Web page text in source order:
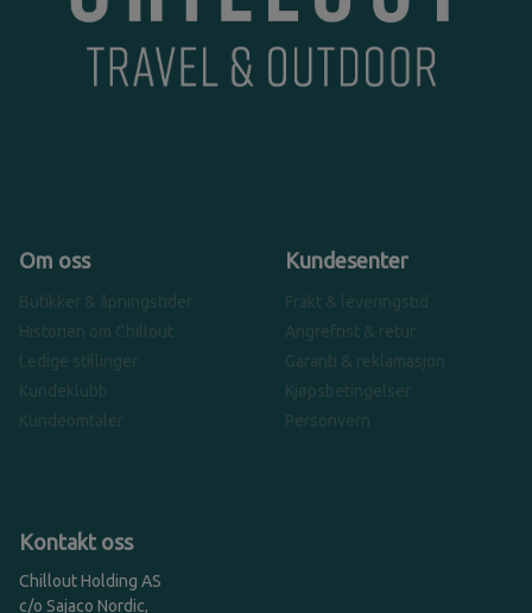
Om oss
Butikker & åpningstider
Historien om Chillout
Ledige stillinger
Kundeklubb
Kundeomtaler
Kundesenter
Frakt & leveringstid
Angrefrist & retur
Garanti & reklamasjon
Kjøpsbetingelser
Personvern
Kontakt oss
Chillout Holding AS
c/o Sajaco Nordic,